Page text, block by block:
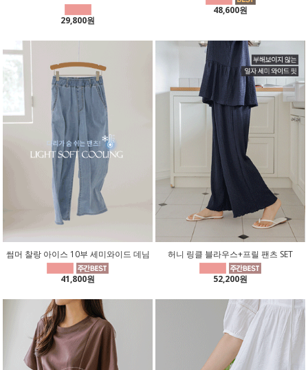
29,800원
48,600원
썸머 찰랑 아이스 10부 세미와이드 데님
41,800원
허니 링클 블라우스+프릴 팬츠 SET
52,200원